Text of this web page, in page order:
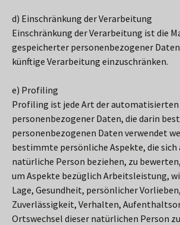
d) Einschränkung der Verarbeitung
Einschränkung der Verarbeitung ist die
gespeicherter personenbezogener
künftige Verarbeitung einzuschränken.
e) Profiling
Profiling ist jede Art der
personenbezogener Daten, die darin
personenbezogenen Daten verwendet
bestimmte persönliche Aspekte, die sich
natürliche Person beziehen, zu
um Aspekte bezüglich Arbeitsleistung,
Lage, Gesundheit, persönlicher
Zuverlässigkeit, Verhalten,
Ortswechsel dieser natürlichen Person